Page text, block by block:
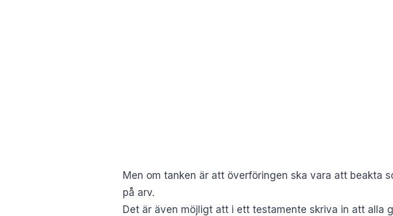
Men om tanken är att överföringen ska vara att beakta
på arv.
Det är även möjligt att i ett testamente skriva in att alla